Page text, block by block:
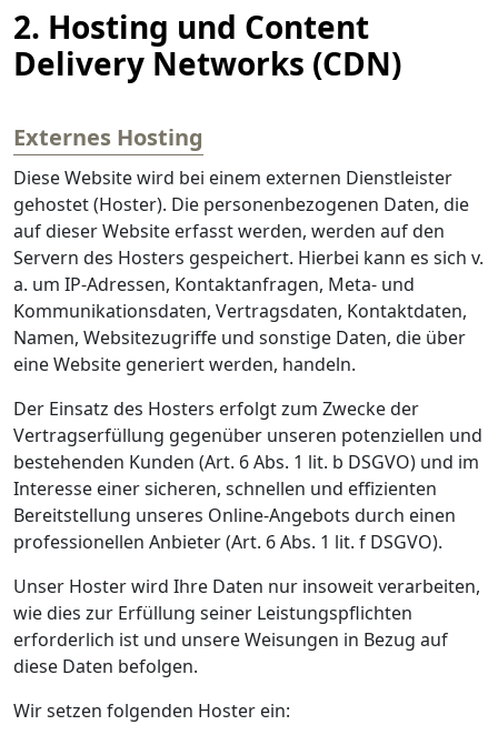
2. Hosting und Content
Delivery Networks (CDN)
Externes Hosting
Diese Website wird bei einem externen Dienstleister
gehostet (Hoster). Die personenbezogenen Daten, die
auf dieser Website erfasst werden, werden auf den
Servern des Hosters gespeichert. Hierbei kann es sich v.
a. um IP-Adressen, Kontaktanfragen, Meta- und
Kommunikationsdaten, Vertragsdaten, Kontaktdaten,
Namen, Websitezugriffe und sonstige Daten, die über
eine Website generiert werden, handeln.
Der Einsatz des Hosters erfolgt zum Zwecke der
Vertragserfüllung gegenüber unseren potenziellen und
bestehenden Kunden (Art. 6 Abs. 1 lit. b DSGVO) und im
Interesse einer sicheren, schnellen und effizienten
Bereitstellung unseres Online-Angebots durch einen
professionellen Anbieter (Art. 6 Abs. 1 lit. f DSGVO).
Unser Hoster wird Ihre Daten nur insoweit verarbeiten,
wie dies zur Erfüllung seiner Leistungspflichten
erforderlich ist und unsere Weisungen in Bezug auf
diese Daten befolgen.
Wir setzen folgenden Hoster ein: